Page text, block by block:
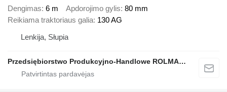
Dengimas 6 m Apdorojimo gylis 80 mm
Reikiama traktoriaus galia 130 AG
Lenkija, Słupia
Przedsiębiorstwo Produkcyjno-Handlowe ROLMAPOL Marcin Dziekan